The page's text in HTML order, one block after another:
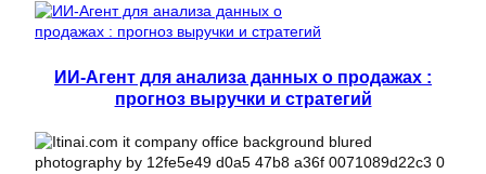
ИИ-Агент для анализа данных о продажах :
прогноз выручки и стратегий